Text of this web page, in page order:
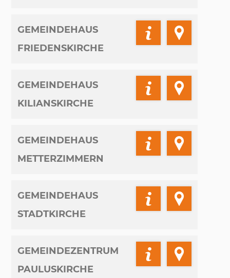
GEMEINDEHAUS
FRIEDENSKIRCHE
GEMEINDEHAUS
KILIANSKIRCHE
GEMEINDEHAUS
METTERZIMMERN
GEMEINDEHAUS
STADTKIRCHE
GEMEINDEZENTRUM
PAULUSKIRCHE